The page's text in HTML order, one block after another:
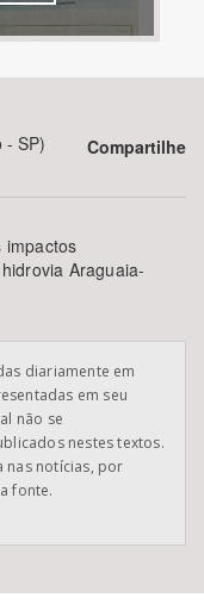
BUSCAR
- SP)
Compartilhe
impactos
Araguaia-
diariamente em
em seu
não se
nestes textos.
nas notícias, por
fonte.